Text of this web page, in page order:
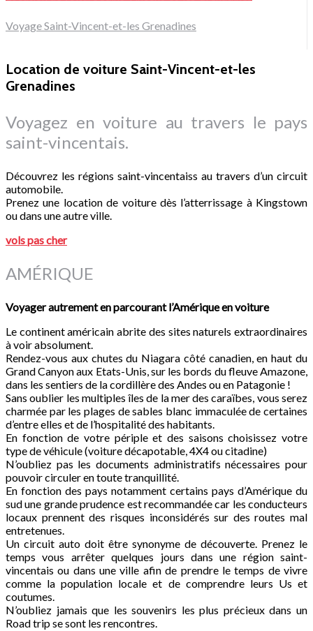
Voyage Saint-Vincent-et-les Grenadines
Location de voiture Saint-Vincent-et-les
Grenadines
Voyagez en voiture au travers le pays
saint-vincentais.
Découvrez les régions saint-vincentaiss au travers d’un circuit
automobile.
Prenez une location de voiture dès l’atterrissage à Kingstown
ou dans une autre ville.
vols pas cher
AMÉRIQUE
Voyager autrement en parcourant l’Amérique en voiture
Le continent américain abrite des sites naturels extraordinaires
à voir absolument.
Rendez-vous aux chutes du Niagara côté canadien, en haut du
Grand Canyon aux Etats-Unis, sur les bords du fleuve Amazone,
dans les sentiers de la cordillère des Andes ou en Patagonie !
Sans oublier les multiples îles de la mer des caraïbes, vous serez
charmée par les plages de sables blanc immaculée de certaines
d’entre elles et de l’hospitalité des habitants.
En fonction de votre périple et des saisons choisissez votre
type de véhicule (voiture décapotable, 4X4 ou citadine)
N’oubliez pas les documents administratifs nécessaires pour
pouvoir circuler en toute tranquillité.
En fonction des pays notamment certains pays d’Amérique du
sud une grande prudence est recommandée car les conducteurs
locaux prennent des risques inconsidérés sur des routes mal
entretenues.
Un circuit auto doit être synonyme de découverte. Prenez le
temps vous arrêter quelques jours dans une région saint-
vincentais ou dans une ville afin de prendre le temps de vivre
comme la population locale et de comprendre leurs Us et
coutumes.
N’oubliez jamais que les souvenirs les plus précieux dans un
Road trip se sont les rencontres.